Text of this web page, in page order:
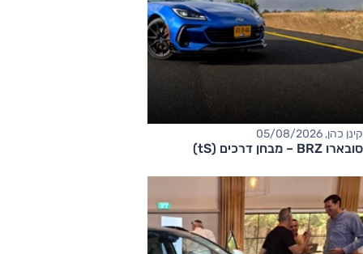
קינן כהן, 05/08/2026
סובארו BRZ – מבחן דרכים (tS)